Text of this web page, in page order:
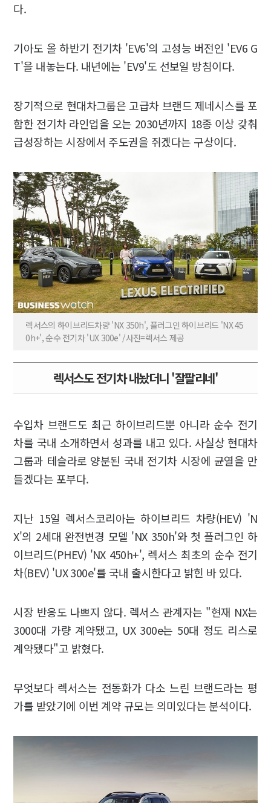
다.
기아도 올 하반기 전기차 'EV6'의 고성능 버전인 'EV6 G
T'을 내놓는다. 내년에는 'EV9'도 선보일 방침이다.
장기적으로 현대차그룹은 고급차 브랜드 제네시스를 포
함한 전기차 라인업을 오는 2030년까지 18종 이상 갖춰
급성장하는 시장에서 주도권을 쥐겠다는 구상이다.
렉서스의 하이브리드차량 'NX 350h', 플러그인 하이브리드 'NX 45
0h+', 순수 전기차 'UX 300e' /사진=렉서스 제공
렉서스도 전기차 내놨더니 '잘팔리네'
수입차 브랜드도 최근 하이브리드뿐 아니라 순수 전기
차를 국내 소개하면서 성과를 내고 있다. 사실상 현대차
그룹과 테슬라로 양분된 국내 전기차 시장에 균열을 만
들겠다는 포부다.
지난 15일 렉서스코리아는 하이브리드 차량(HEV) 'N
X'의 2세대 완전변경 모델 'NX 350h'와 첫 플러그인 하
이브리드(PHEV) 'NX 450h+', 렉서스 최초의 순수 전기
차(BEV) 'UX 300e'를 국내 출시한다고 밝힌 바 있다.
시장 반응도 나쁘지 않다. 렉서스 관계자는 "현재 NX는
3000대 가량 계약됐고, UX 300e는 50대 정도 리스로
계약됐다"고 밝혔다.
무엇보다 렉서스는 전동화가 다소 느린 브랜드라는 평
가를 받았기에 이번 계약 규모는 의미있다는 분석이다.